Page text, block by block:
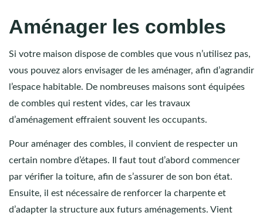
Aménager les combles
Si votre maison dispose de combles que vous n’utilisez pas,
vous pouvez alors envisager de les aménager, afin d’agrandir
l’espace habitable. De nombreuses maisons sont équipées
de combles qui restent vides, car les travaux
d’aménagement effraient souvent les occupants.
Pour aménager des combles, il convient de respecter un
certain nombre d’étapes. Il faut tout d’abord commencer
par vérifier la toiture, afin de s’assurer de son bon état.
Ensuite, il est nécessaire de renforcer la charpente et
d’adapter la structure aux futurs aménagements. Vient